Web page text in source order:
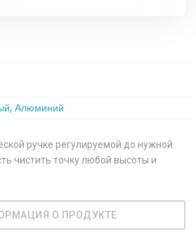
Алюминий
ручке регулируемой до нужной
чистить точку любой высоты и
О ПРОДУКТЕ